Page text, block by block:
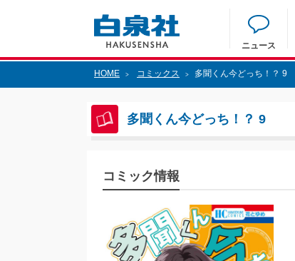
ニュース
HOME > コミックス > 多聞くん今どっち！？ 9
多聞くん今どっち！？ 9
コミック情報